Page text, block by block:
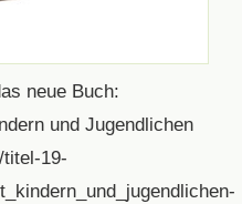
neue Buch:
und Jugendlichen
titel-19-